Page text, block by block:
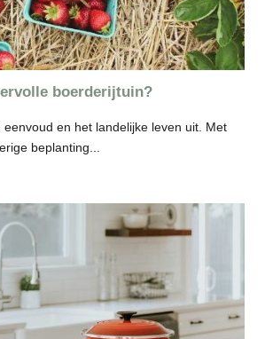
boerderijtuin?
en het landelijke leven uit. Met
beplanting...